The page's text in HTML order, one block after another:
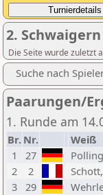
2.
Die Seite wurde zuletzt
Suche nach
Paarungen/
1. Runde am
Br. Nr. Weiß
1
27
2
2
3
29